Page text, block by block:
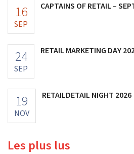
16
SEP
CAPTAINS OF RETAIL –
24
SEP
RETAIL MARKETING DAY
19
NOV
RETAILDETAIL NIGHT 2026
Les plus lus